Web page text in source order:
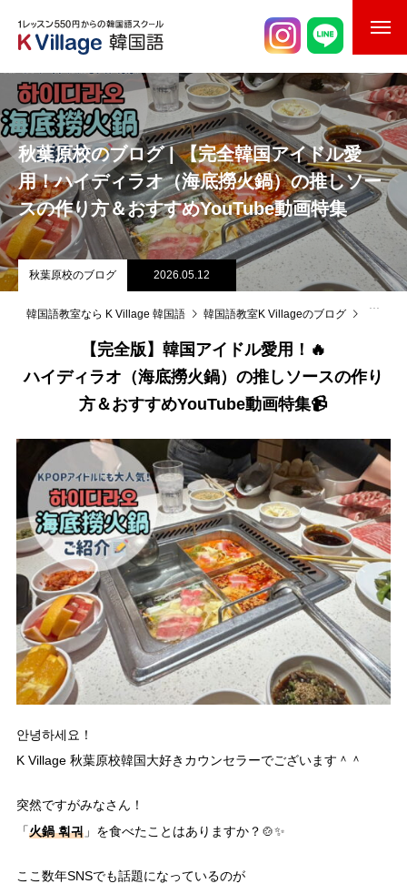
校舎案内
ご入校までの流れ
韓国語講師紹介
スケジュール
K Village韓国留学
秋葉原校のブログ | 【完全韓国アイドル愛
用！ハイディラオ（海底撈火鍋）の推しソー
スの作り方＆おすすめYouTube動画特集
秋葉原校のブログ 2026.05.12
韓国語教室なら K Village 韓国語 韓国語教室K Villageのブログ
【完全版】韓国アイドル愛用！🔥
ハイディラオ（海底撈火鍋）の推しソースの作り
方＆おすすめYouTube動画特集📹
안녕하세요！
K Village 秋葉原校韓国大好きカウンセラーでございます＾＾
突然ですがみなさん！
「 火鍋훠궈」を食べたことはありますか？🍲✨
ここ数年SNSでも話題になっているのが